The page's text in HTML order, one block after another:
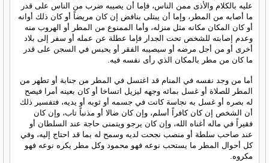
عليه بالكلام والأذى ممن الناس، فإما أن يصيبه ضرب من الناس على قدر
ما أصابه من المطر، وإما أن يبتلى بنافض إن كان مريضاً أو كان ذلك أوانه
أو كان المكان مكانه مثل منزله، وأما الممنوع من المطر أو الهروب منه
وعدم إصابته للشخص تحت الجدار فإما عطلة عن عمله أو سفر إلى بلاد
أخرى أو من أجل مرضه أو سيصيبه الفقر أو يحبس في السجن على قدر
ما كان من مطر بالمكان الذي رأى نفسه فيه.
أما من وجد نفسه في المنام قد اغتسل في المطر من جنابة أو تطهر من
المطر للصلاة أو غسل بمائه وجهه ليزيل اتساخا أو كان بعينه أمرا فيصح
له بصره أو غسل به نجاسة كانت في جسمه أو ثوبه أو يديه، فتفسير ذلك
أن الشخص إن كان كافراً أسلم، وإن كان ضالا أو مذنباً تاب، وإن كان
فقيراً في ماله أغناه الله، وإن كان يرجو ويتمنى حاجة عند السلطان أو
عند صاحب سلطة أو منصب نجحت لديه وسمح له بما قد احتاج إليه، وفي
كل أحوال المطر ما يستحب نوعه فهو محمود وكل مطر يكره نوعه فهو
مكروه.